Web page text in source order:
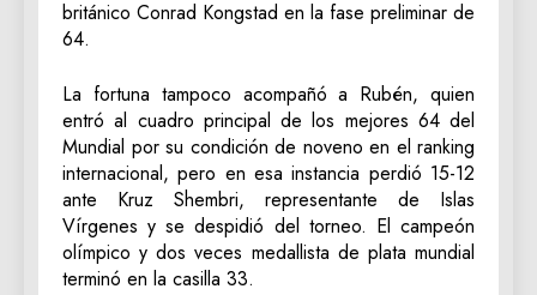
británico Conrad Kongstad en la fase preliminar de
64.
La fortuna tampoco acompañó a Rubén, quien
entró al cuadro principal de los mejores 64 del
Mundial por su condición de noveno en el ranking
internacional, pero en esa instancia perdió 15-12
ante Kruz Shembri, representante de Islas
Vírgenes y se despidió del torneo. El campeón
olímpico y dos veces medallista de plata mundial
terminó en la casilla 33.